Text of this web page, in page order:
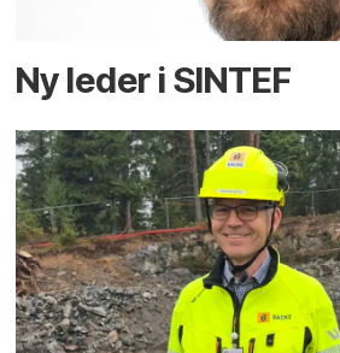
Ny leder i SINTEF